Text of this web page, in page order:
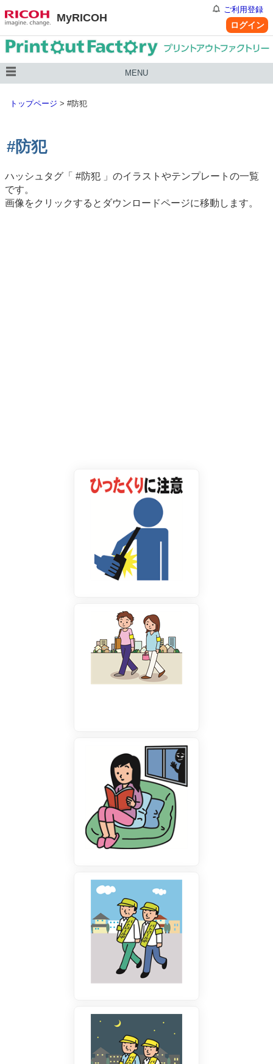
MyRICOH
ご利用登録
ログイン
MENU
トップページ > #防犯
#防犯
ハッシュタグ「 #防犯 」のイラストやテンプレートの一覧
です。
画像をクリックするとダウンロードページに移動します。